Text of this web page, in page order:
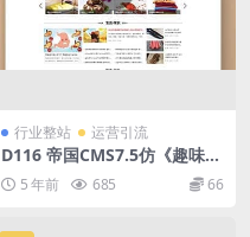
行业整站 运营引流
D116 帝国CMS7.5仿《趣味
网》新版整站模板源码 带手机
端 视频模块 问答 文章流量站
5 年前 685 66